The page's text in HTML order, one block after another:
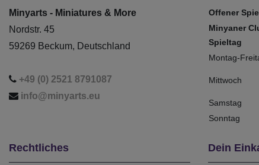
Minyarts - Miniatures & More
Nordstr. 45
59269 Beckum, Deutschland
+49 (0) 2521 8791087
info@minyarts.eu
Offener
Minyaner
Spieltag
Montag-
Mittwoch
Samstag
Sonntag
Rechtliches Dein